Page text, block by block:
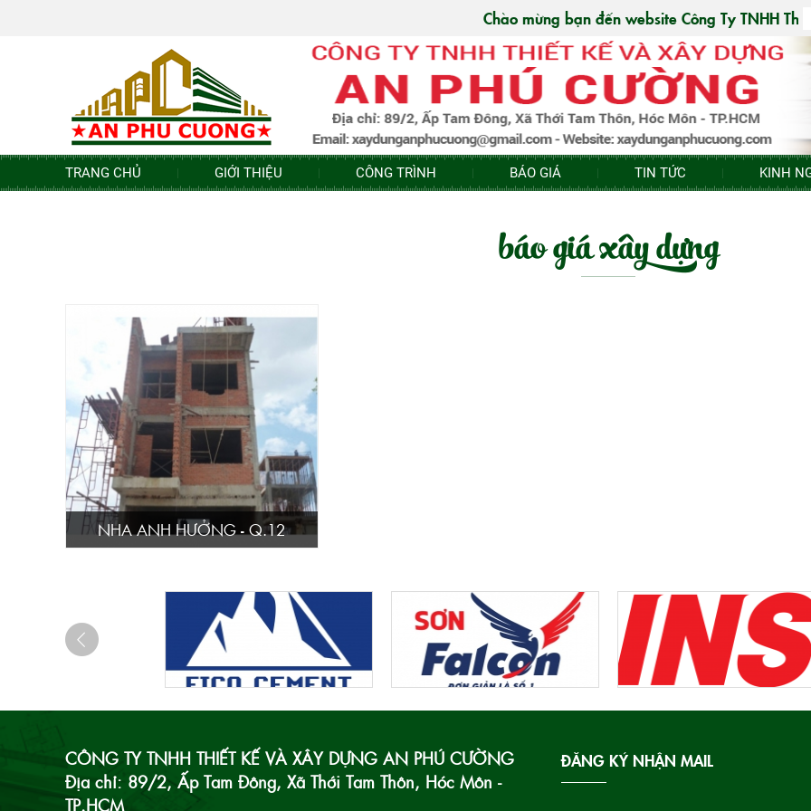
Chào mừng bạn đến website Công Ty TNHH Thiết
TRANG CHỦ GIỚI THIỆU CÔNG TRÌNH BÁO GIÁ TIN TỨC KINH
báo giá xây dựng
NHA ANH HƯỞNG - Q.12
CÔNG TY TNHH THIẾT KẾ VÀ XÂY DỰNG AN PHÚ CƯỜNG
Địa chỉ: 89/2, Ấp Tam Đông, Xã Thới Tam Thôn, Hóc Môn -
TP.HCM
ĐĂNG KÝ NHẬN MAIL